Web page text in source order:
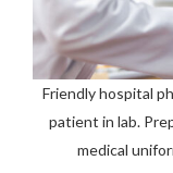
Friendly hospital
patient in lab.
medical